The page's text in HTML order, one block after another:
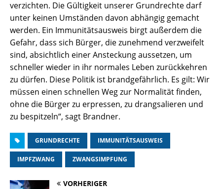
verzichten. Die Gültigkeit unserer Grundrechte darf
unter keinen Umständen davon abhängig gemacht
werden. Ein Immunitätsausweis birgt außerdem die
Gefahr, dass sich Bürger, die zunehmend verzweifelt
sind, absichtlich einer Ansteckung aussetzen, um
schneller wieder in ihr normales Leben zurückkehren
zu dürfen. Diese Politik ist brandgefährlich. Es gilt: Wir
müssen einen schnellen Weg zur Normalität finden,
ohne die Bürger zu erpressen, zu drangsalieren und
zu bespitzeln“, sagt Brandner.
GRUNDRECHTE IMMUNITÄTSAUSWEIS
IMPFZWANG ZWANGSIMPFUNG
VORHERIGER